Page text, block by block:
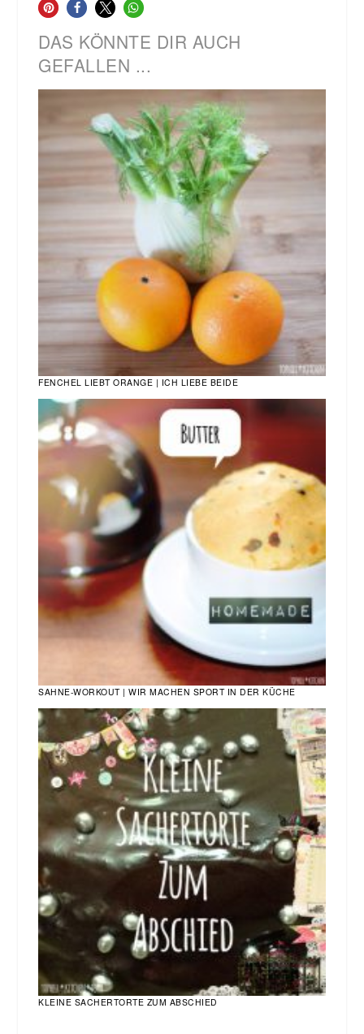
DAS KÖNNTE DIR AUCH
GEFALLEN ...
FENCHEL LIEBT ORANGE | ICH LIEBE BEIDE
SAHNE-WORKOUT | WIR MACHEN SPORT IN DER KÜCHE
KLEINE SACHERTORTE ZUM ABSCHIED